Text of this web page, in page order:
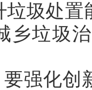
垃圾处
乡垃圾
强化创